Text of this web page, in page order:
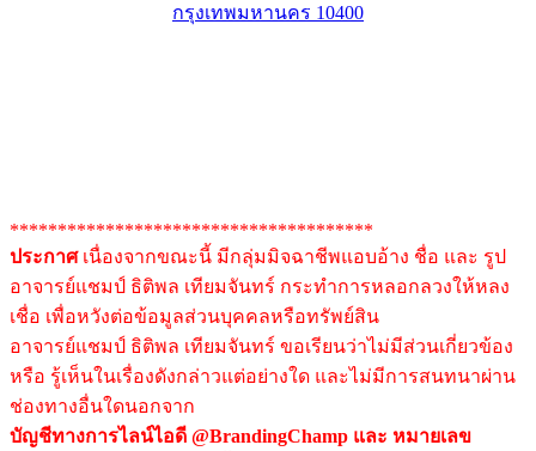
กรุงเทพมหานคร 10400
**************************************
ประกาศเนื่องจากขณะนี้ มีกลุ่มมิจฉาชีพแอบอ้าง ชื่อ และ รูป
อาจารย์แชมป์ ธิติพล เทียมจันทร์ กระทำการหลอกลวงให้หลง
เชื่อ เพื่อหวังต่อข้อมูลส่วนบุคคลหรือทรัพย์สิน
อาจารย์แชมป์ ธิติพล เทียมจันทร์ ขอเรียนว่าไม่มีส่วนเกี่ยวข้อง
หรือ รู้เห็นในเรื่องดังกล่าวแต่อย่างใด และไม่มีการสนทนาผ่าน
ช่องทางอื่นใดนอกจาก
บัญชีทางการไลน์ไอดี @BrandingChamp และ หมายเลข